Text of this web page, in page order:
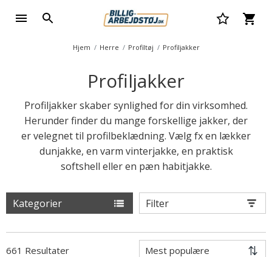
Hjem Herre Profiltøj Profiljakker
Profiljakker
Profiljakker skaber synlighed for din virksomhed.
Herunder finder du mange forskellige jakker, der
er velegnet til profilbeklædning. Vælg fx en lækker
dunjakke, en varm vinterjakke, en praktisk
softshell eller en pæn habitjakke.
Kategorier Filter
661 Resultater